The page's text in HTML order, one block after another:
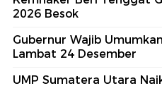
2026 Besok
Gubernur Wajib
Lambat 24 Desember
UMP Sumatera Utara